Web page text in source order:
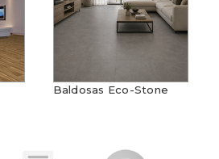
Baldosas Eco-Stone